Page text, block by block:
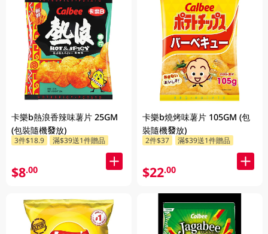
卡樂b熱浪香辣味薯片 25GM
(包裝隨機發放)
3件$18.9 滿$39送1件贈品
$8.00
卡樂b燒烤味薯片 105GM (包
裝隨機發放)
2件$37 滿$39送1件贈品
$22.00